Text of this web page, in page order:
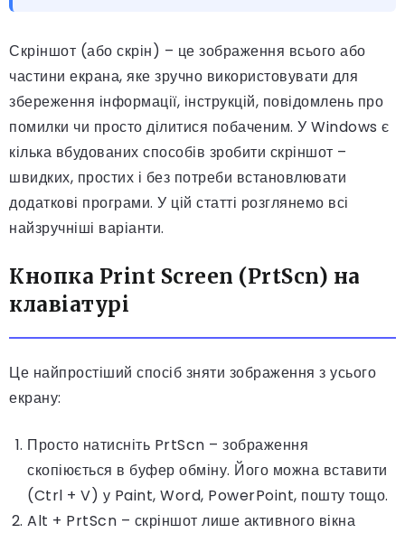
Скріншот (або скрін) – це зображення всього або
частини екрана, яке зручно використовувати для
збереження інформації, інструкцій, повідомлень про
помилки чи просто ділитися побаченим. У Windows є
кілька вбудованих способів зробити скріншот –
швидких, простих і без потреби встановлювати
додаткові програми. У цій статті розглянемо всі
найзручніші варіанти.
Кнопка Print Screen (PrtScn) на
клавіатурі
Це найпростіший спосіб зняти зображення з усього
екрану:
Просто натисніть PrtScn – зображення
скопіюється в буфер обміну. Його можна вставити
(Ctrl + V) у Paint, Word, PowerPoint, пошту тощо.
Alt + PrtScn – скріншот лише активного вікна